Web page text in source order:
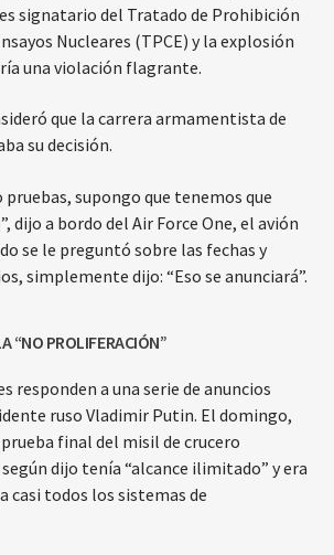
signatario del Tratado de Prohibición
Nucleares (TPCE) y la explosión
una violación flagrante.
que la carrera armamentista de
su decisión.
pruebas, supongo que tenemos que
dijo a bordo del Air Force One, el avión
se le preguntó sobre las fechas y
simplemente dijo: “Eso se anunciará”.
“NO PROLIFERACIÓN”
responden a una serie de anuncios
ruso Vladimir Putin. El domingo,
final del misil de crucero
dijo tenía “alcance ilimitado” y era
casi todos los sistemas de